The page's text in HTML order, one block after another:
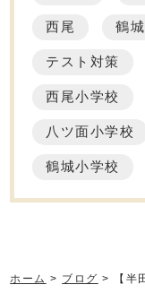
西尾 鶴城
テスト対策
西尾小学校
八ツ面小学校
鶴城小学校
ホーム > ブログ > 【